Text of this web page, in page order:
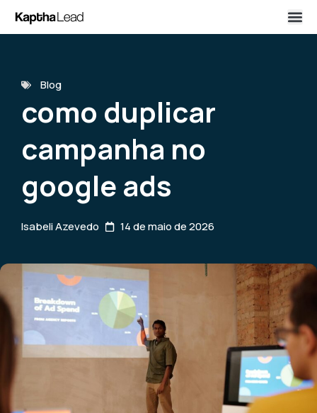
Blog
como duplicar
campanha no
google ads
Isabeli Azevedo 14 de maio de 2026